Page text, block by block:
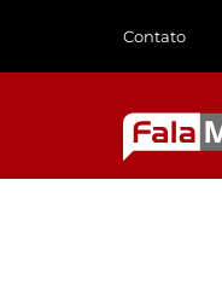
Contato